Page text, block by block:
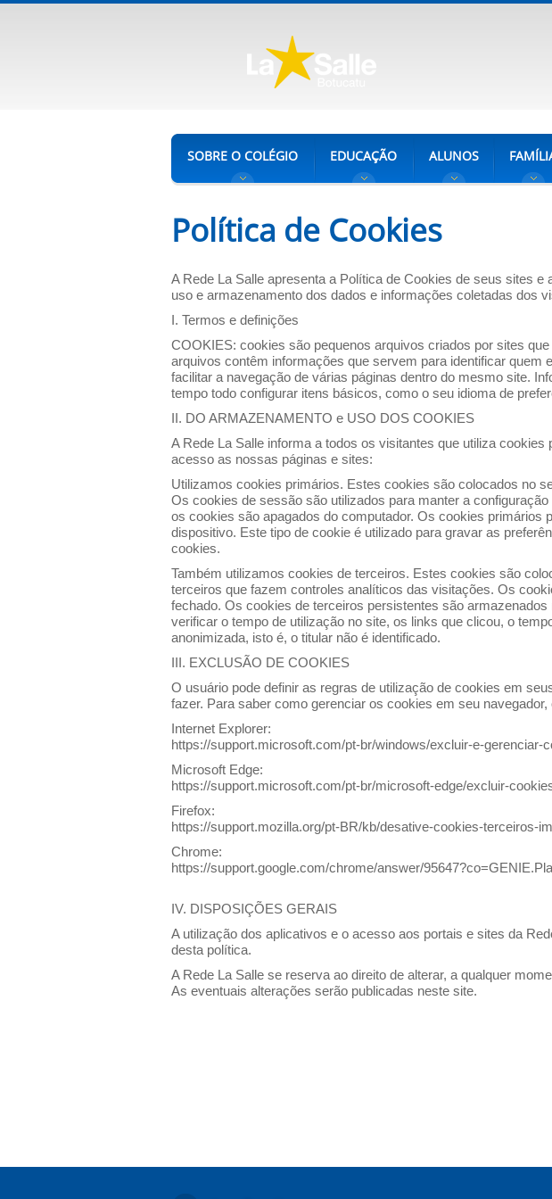
SOBRE O COLÉGIO EDUCAÇÃO ALUNOS
Política de Cookies
A Rede La Salle apresenta a Política de Cookies de seus sites
uso e armazenamento dos dados e informações coletadas dos
I. Termos e definições
COOKIES: cookies são pequenos arquivos criados por sites
arquivos contêm informações que servem para identificar quem
facilitar a navegação de várias páginas dentro do mesmo site.
tempo todo configurar itens básicos, como o seu idioma de
II. DO ARMAZENAMENTO e USO DOS COOKIES
A Rede La Salle informa a todos os visitantes que utiliza
acesso as nossas páginas e sites:
Utilizamos cookies primários. Estes cookies são colocados no
Os cookies de sessão são utilizados para manter a
os cookies são apagados do computador. Os cookies
dispositivo. Este tipo de cookie é utilizado para gravar as
cookies.
Também utilizamos cookies de terceiros. Estes cookies são
terceiros que fazem controles analíticos das visitações. Os
fechado. Os cookies de terceiros persistentes são
verificar o tempo de utilização no site, os links que clicou, o
anonimizada, isto é, o titular não é identificado.
III. EXCLUSÃO DE COOKIES
O usuário pode definir as regras de utilização de cookies em
fazer. Para saber como gerenciar os cookies em seu navegador,
Internet Explorer:
https://support.microsoft.com/pt-br/windows/excluir-e-gerenciar-
Microsoft Edge:
https://support.microsoft.com/pt-br/microsoft-edge/excluir-
Firefox:
https://support.mozilla.org/pt-BR/kb/desative-cookies-terceiros-
Chrome:
https://support.google.com/chrome/answer/
IV. DISPOSIÇÕES GERAIS
A utilização dos aplicativos e o acesso aos portais e sites da
desta política.
A Rede La Salle se reserva ao direito de alterar, a qualquer
As eventuais alterações serão publicadas neste site.